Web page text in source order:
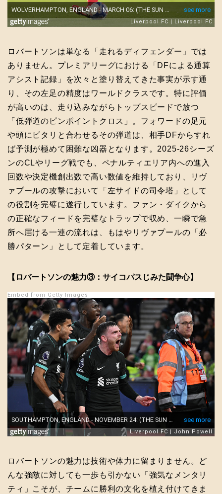
ロバートソンは単なる「走れるディフェンダー」では
ありません。プレミアリーグにおける「DFによる通算
アシスト記録」を次々と塗り替えてきた事実が示す通
り、その左足の精度はワールドクラスです。特に評価
が高いのは、走り込みながらトップスピードで放つ
「低弾道のピンポイントクロス」。フォワードの足元
や頭にピタリと合わせるその弾道は、相手DFからすれ
ば予測が極めて困難な凶器となります。2025-26シーズ
ンのCLやリーグ戦でも、ペナルティエリア内への進入
回数や決定機創出数で高い数値を維持しており、リヴ
ァプールの攻撃において「左サイドの司令塔」として
の役割を完璧に遂行しています。ファン・ダイクから
の正確なフィードを完璧なトラップで収め、一瞬で急
所へ届ける一連の流れは、もはやリヴァプールの「必
勝パターン」として定着しています。
【ロバートソンの魅力③：サイコパスじみた闘争心】
Embed from Getty Images
ロバートソンの魅力は技術や体力に留まりません。ど
んな強敵に対しても一歩も引かない「強気なメンタリ
ティ」こそが、チームに勝利の文化を植え付けてきま